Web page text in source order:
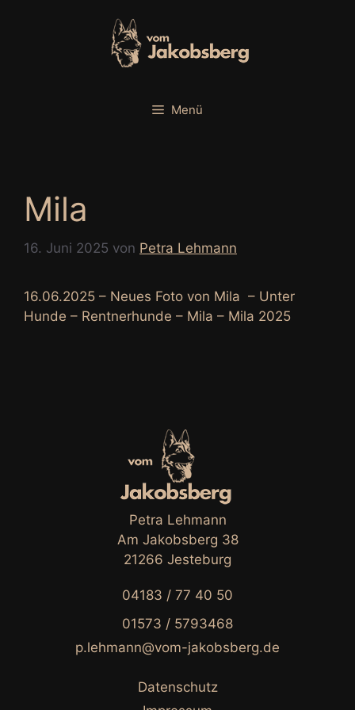
Menü
Mila
16. Juni 2025 von Petra Lehmann
16.06.2025 – Neues Foto von Mila – Unter
Hunde – Rentnerhunde – Mila – Mila 2025
Petra Lehmann
Am Jakobsberg 38
21266 Jesteburg
04183 / 77 40 50
01573 / 5793468
p.lehmann@vom-jakobsberg.de
Datenschutz